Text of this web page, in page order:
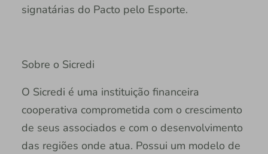
signatárias do Pacto pelo Esporte.
Sobre o Sicredi
O Sicredi é uma instituição financeira
cooperativa comprometida com o crescimento
de seus associados e com o desenvolvimento
das regiões onde atua. Possui um modelo de